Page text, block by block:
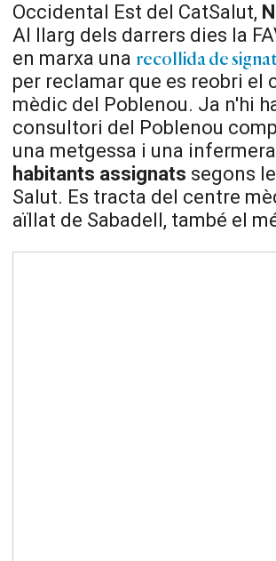
Occidental Est del CatSalut,
Al llarg dels darrers dies la
en marxa una recollida de
per reclamar que es reobri el
mèdic del Poblenou. Ja n'hi
consultori del Poblenou
una metgessa i una
habitants assignats segons
Salut. Es tracta del centre
aïllat de Sabadell, també el